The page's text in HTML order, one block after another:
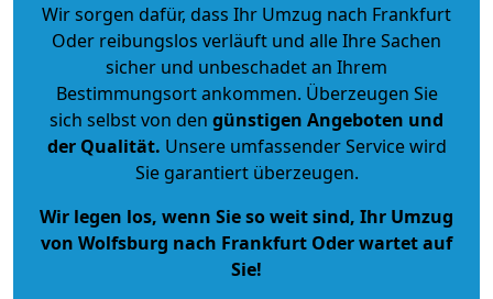
Wir sorgen dafür, dass Ihr Umzug nach Frankfurt
Oder reibungslos verläuft und alle Ihre Sachen
sicher und unbeschadet an Ihrem
Bestimmungsort ankommen. Überzeugen Sie
sich selbst von den günstigen Angeboten und
der Qualität. Unsere umfassender Service wird
Sie garantiert überzeugen.
Wir legen los, wenn Sie so weit sind, Ihr Umzug
von Wolfsburg nach Frankfurt Oder wartet auf
Sie!